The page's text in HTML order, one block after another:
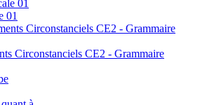
01
Circonstanciels CE2 - Grammaire